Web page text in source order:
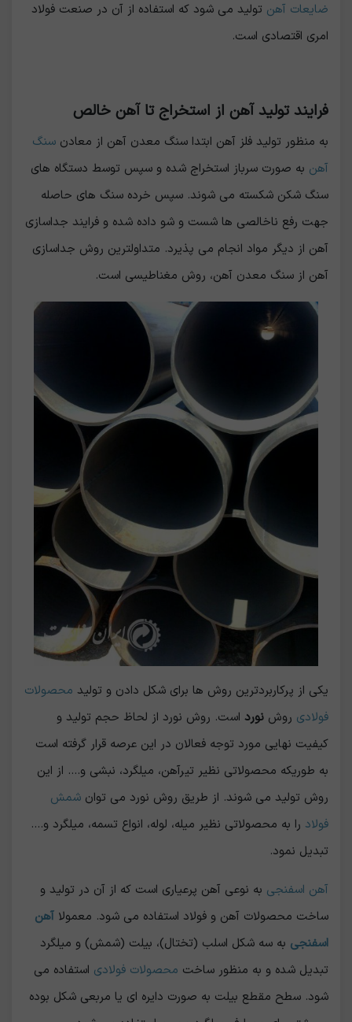
ضایعات آهن تولید می شود که استفاده از آن در صنعت فولاد
امری اقتصادی است.
فرایند تولید آهن از استخراج تا آهن خالص
به منظور تولید فلز آهن ابتدا سنگ معدن آهن از معادن سنگ
آهن به صورت سرباز استخراج شده و سپس توسط دستگاه های
سنگ شکن شکسته می شوند. سپس خرده سنگ های حاصله
جهت رفع ناخالصی ها شست و شو داده شده و فرایند جداسازی
آهن از دیگر مواد انجام می پذیرد. متداولترین روش جداسازی
آهن از سنگ معدن آهن، روش مغناطیسی است.
یکی از پرکاربردترین روش ها برای شکل دادن و تولید محصولات
فولادی روش نورد است. روش نورد از لحاظ حجم تولید و
کیفیت نهایی مورد توجه فعالان در این عرصه قرار گرفته است
به طوریکه محصولاتی نظیر تیرآهن، میلگرد، نبشی و.... از این
روش تولید می شوند. از طریق روش نورد می توان شمش
فولاد را به محصولاتی نظیر میله، لوله، انواع تسمه، میلگرد و....
تبدیل نمود.
آهن اسفنجی به نوعی آهن پرعیاری است که از آن در تولید و
ساخت محصولات آهن و فولاد استفاده می شود. معمولا آهن
اسفنجی به سه شکل اسلب (تختال)، بیلت (شمش) و میلگرد
تبدیل شده و به منظور ساخت محصولات فولادی استفاده می
شود. سطح مقطع بیلت به صورت دایره ای یا مربعی شکل بوده